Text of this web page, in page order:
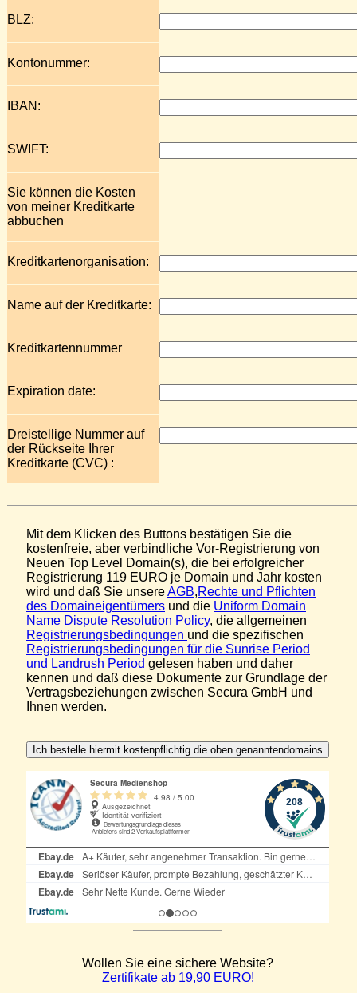
BLZ:
Kontonummer:
IBAN:
SWIFT:
Sie können die Kosten
von meiner Kreditkarte
abbuchen
Kreditkartenorganisation:
Name auf der Kreditkarte:
Kreditkartennummer
Expiration date:
Dreistellige Nummer auf
der Rückseite Ihrer
Kreditkarte (CVC) :
Mit dem Klicken des Buttons bestätigen Sie die
kostenfreie, aber verbindliche Vor-Registrierung von
Neuen Top Level Domain(s), die bei erfolgreicher
Registrierung 119 EURO je Domain und Jahr kosten
wird und daß Sie unsereAGB,Rechte und Pflichten
des Domaineigentümers und die Uniform Domain
Name Dispute Resolution Policy, die allgemeinen
Registrierungsbedingungen und die spezifischen
Registrierungsbedingungen für die Sunrise Period
und Landrush Period gelesen haben und daher
kennen und daß diese Dokumente zur Grundlage der
Vertragsbeziehungen zwischen Secura GmbH und
Ihnen werden.
Wollen Sie eine sichere Website?
Zertifikate ab 19,90 EURO!